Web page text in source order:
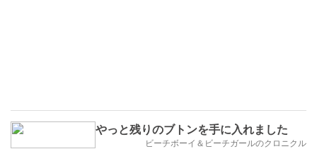
やっと残りのブトンを手に入れました
ビーチボーイ＆ビーチガールのクロニクル